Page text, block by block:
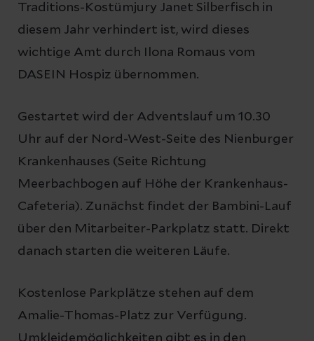
Traditions-Kostümjury Janet Silberfisch in
diesem Jahr verhindert ist, wird dieses
wichtige Amt durch Ilona Romaus vom
DASEIN Hospiz übernommen.
Gestartet wird der Adventslauf um 10.30
Uhr auf der Nord-West-Seite des Nienburger
Krankenhauses (Seite Richtung
Meerbachbogen auf Höhe der Krankenhaus-
Cafeteria). Zunächst findet der Bambini-Lauf
über den Mitarbeiter-Parkplatz statt. Direkt
danach starten die weiteren Läufe.
Kostenlose Parkplätze stehen auf dem
Amalie-Thomas-Platz zur Verfügung.
Umkleidemöglichkeiten gibt es in den